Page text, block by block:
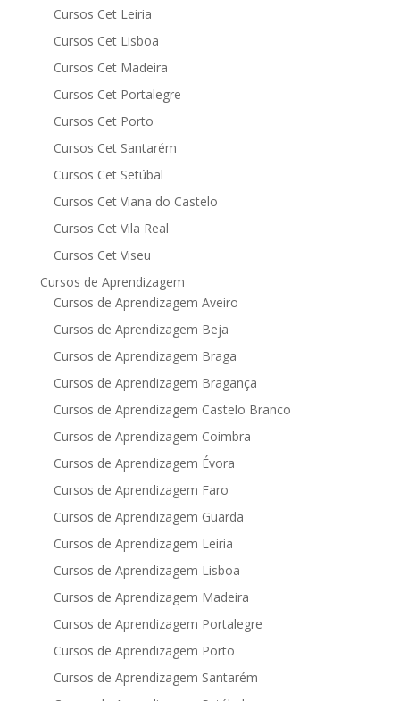
Cursos Cet Leiria
Cursos Cet Lisboa
Cursos Cet Madeira
Cursos Cet Portalegre
Cursos Cet Porto
Cursos Cet Santarém
Cursos Cet Setúbal
Cursos Cet Viana do Castelo
Cursos Cet Vila Real
Cursos Cet Viseu
Cursos de Aprendizagem
Cursos de Aprendizagem Aveiro
Cursos de Aprendizagem Beja
Cursos de Aprendizagem Braga
Cursos de Aprendizagem Bragança
Cursos de Aprendizagem Castelo Branco
Cursos de Aprendizagem Coimbra
Cursos de Aprendizagem Évora
Cursos de Aprendizagem Faro
Cursos de Aprendizagem Guarda
Cursos de Aprendizagem Leiria
Cursos de Aprendizagem Lisboa
Cursos de Aprendizagem Madeira
Cursos de Aprendizagem Portalegre
Cursos de Aprendizagem Porto
Cursos de Aprendizagem Santarém